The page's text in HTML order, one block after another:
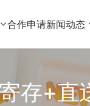
合作申请新闻动态
存+直